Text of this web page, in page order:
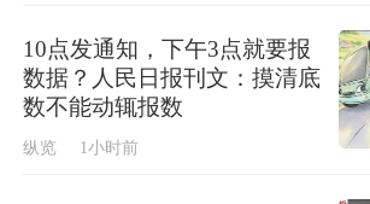
10点发通知，下午3点就要报
数据？人民日报刊文：摸清底
数不能动辄报数
纵览 1小时前